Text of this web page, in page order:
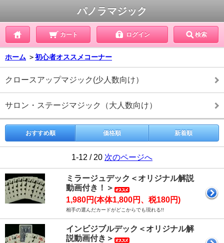
パノラマジック
カート ログイン 検索
ホーム ＞初心者オススメコーナー
クロースアップマジック(少人数向け）
サロン・ステージマジック（大人数向け）
おすすめ順 価格順 新着順
1-12 / 20 次のページへ
ミラージュデック＜オリジナル解説
動画付き！＞
1,980円(本体1,800円、税180円)
相手の選んだカードがどこからでも現れる!!
インビジブルデック＜オリジナル解
説動画付き＞